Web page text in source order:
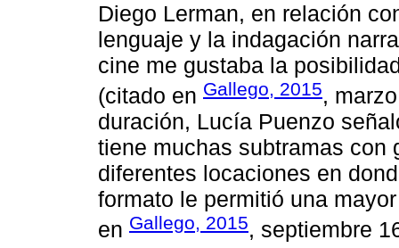
Diego Lerman, en relación
lenguaje y la indagación
cine me gustaba la
(citado en Gallego, 2015,
duración, Lucía Puenzo
tiene muchas subtramas con
diferentes locaciones en
formato le permitió una
en Gallego, 2015, septiembre